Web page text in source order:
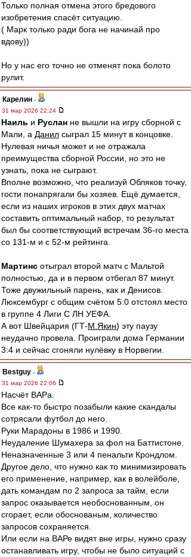
Только полная отмена этого бредового
изобретения спасёт ситуацию.
( Марк только ради бога не начинай про
вдову))
Но у нас его точно не отменят пока болото
рулит.
Карелин -
31 мар 2026 22:24
Наиль и Руслан не вышли на игру сборной с
Мали, а Данил сыграл 15 минут в концовке.
Нулевая ничья может и не отражала
преимущества сборной России, но это не
узнать, пока не сыграют.
Вполне возможно, что реализуй Обляков точку,
гости понапрягали бы хозяев. Ещё думается,
если из наших игроков в этих двух матчах
составить оптимальный набор, то результат
был бы соответствующий встречам 36-го места
со 131-м и с 52-м рейтинга.
Мартинс отыграл второй матч с Мальтой
полностью, да и в первом отбегал 87 минут.
Тоже двужильный парень, как и Денисов.
Люксембург с общим счётом 5:0 отстоял место
в группе 4 Лиги С ЛН УЕФА.
А вот Швейцария (ГТ-М.Якин) эту паузу
неудачно провела. Проиграли дома Германии
3:4 и сейчас сгоняли нулёвку в Норвегии.
Bestguy -
31 мар 2026 22:06
Насчёт ВАРа.
Все как-то быстро позабыли какие скандалы
сотрясали футбол до него.
Руки Марадоны в 1986 и 1990.
Неудаление Шумахера за фол на Баттистоне.
Неназначенные 3 или 4 пенальти Крондлом.
Другое дело, что нужно как то минимизировать
его применение, например, как в волейболе,
дать командам по 2 запроса за тайм, если
запрос оказывается необоснованным, он
сгорает, если обоснованым, количество
запросов сохраняется.
Или если на ВАРе видят вне игры, нужно сразу
останавливать игру, чтобы не было ситуаций с